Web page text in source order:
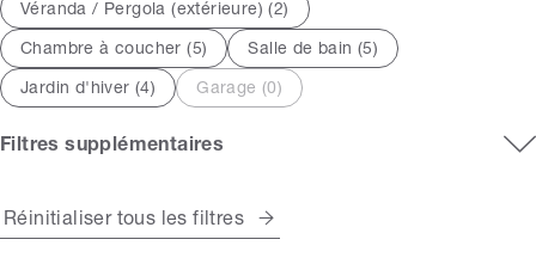
Véranda / Pergola (extérieure) (2)
Chambre à coucher (5) Salle de bain (5)
Jardin d'hiver (4) Garage (0)
Filtres supplémentaires
Réinitialiser tous les filtres